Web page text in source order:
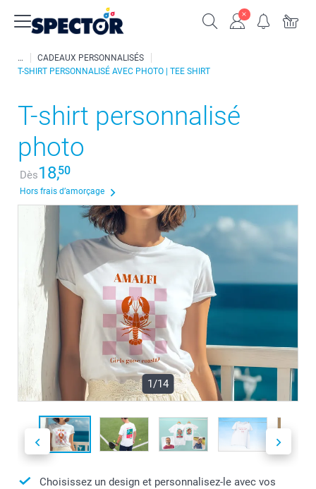
CADEAUX PERSONNALISÉS
T-SHIRT PERSONNALISÉ AVEC PHOTO | TEE SHIRT
T-shirt personnalisé
photo
Dès18,50
Hors frais d’amorçage
1/14
Choisissez un design et personnalisez-le avec vos